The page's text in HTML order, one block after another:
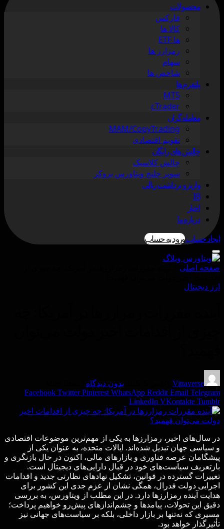
محصولات
فارکس
کالا ها
ها ETF
رمزارز ها
سهام
شاخص ها
پلتفرم ها
MT5
cTrader
معامله گران
MAM/CopyTrading
تقویم اقتصادی
چالش های رایگان
چالش کلاسیک
سوپر چلنج ویتاورس بروکر
واریز و برداشت ریالی
IB
اخبار
درباره ما
ایجاد حسابورود به حساب
صفحه اصلی
ارز دیجیتال
Vittaverse بدون دیدگاه
Facebook Twitter Pinterest WhatsApp Reddit Email Telegram
LinkedIn VKontakte Tumblr
در سال‌های اخیر، رمزارزها به یکی از مهم‌ترین موضوعات اقتصادی
و سیاسی جهان تبدیل شده‌اند. ایالات متحده، به عنوان یکی از
پیشگامان عرصه فناوری و بازارهای مالی، اکنون در حال بازنگری و
بازتعریف سیاست‌های خود در قبال دارایی‌های دیجیتال است.
تغییرات گسترده در قوانین، تشکیل نهادهای نظارتی جدید و اقدامات
اجرایی دولت فدرال، همگی نشان از عزم جدی این کشور برای
هدایت آینده رمزارزها دارد. در این مطلب از ویتاورس، به بررسی
دقیق این تحولات، پیامدها و چشم‌اندازهای پیش‌رو خواهیم پرداخت؛
مسیری که نه‌تنها بر بازار داخلی، بلکه بر سیاست‌های جهانی نیز
تأثیرگذار خواهد بود.